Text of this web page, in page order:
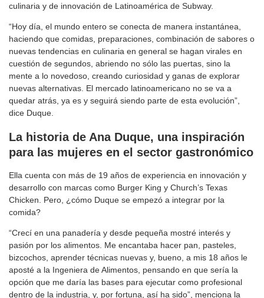
culinaria y de innovación de Latinoamérica de Subway.
“Hoy día, el mundo entero se conecta de manera instantánea,
haciendo que comidas, preparaciones, combinación de sabores o
nuevas tendencias en culinaria en general se hagan virales en
cuestión de segundos, abriendo no sólo las puertas, sino la
mente a lo novedoso, creando curiosidad y ganas de explorar
nuevas alternativas. El mercado latinoamericano no se va a
quedar atrás, ya es y seguirá siendo parte de esta evolución”,
dice Duque.
La historia de Ana Duque, una inspiración
para las mujeres en el sector gastronómico
Ella cuenta con más de 19 años de experiencia en innovación y
desarrollo con marcas como Burger King y Church’s Texas
Chicken. Pero, ¿cómo Duque se empezó a integrar por la
comida?
“Crecí en una panadería y desde pequeña mostré interés y
pasión por los alimentos. Me encantaba hacer pan, pasteles,
bizcochos, aprender técnicas nuevas y, bueno, a mis 18 años le
aposté a la Ingeniera de Alimentos, pensando en que sería la
opción que me daría las bases para ejecutar como profesional
dentro de la industria, y, por fortuna, así ha sido”, menciona la